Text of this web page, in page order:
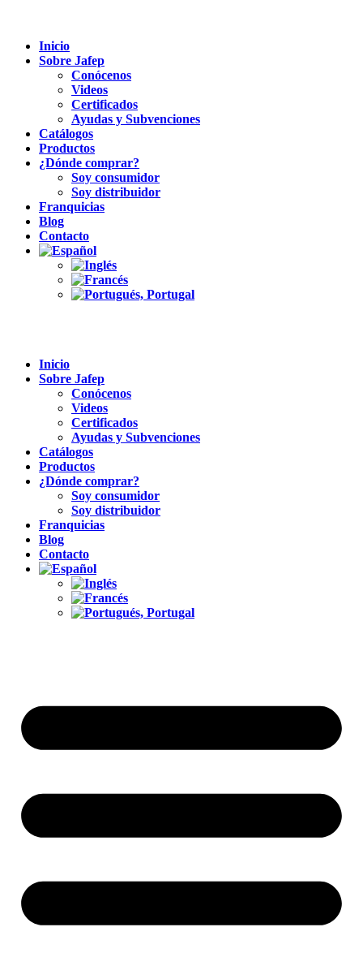
Inicio
Sobre Jafep
Conócenos
Videos
Certificados
Ayudas y Subvenciones
Catálogos
Productos
¿Dónde comprar?
Soy consumidor
Soy distribuidor
Franquicias
Blog
Contacto
Inicio
Sobre Jafep
Conócenos
Videos
Certificados
Ayudas y Subvenciones
Catálogos
Productos
¿Dónde comprar?
Soy consumidor
Soy distribuidor
Franquicias
Blog
Contacto